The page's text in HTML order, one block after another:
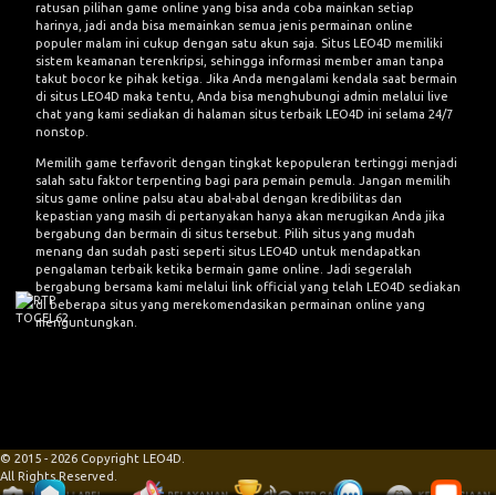
ratusan pilihan game online yang bisa anda coba mainkan setiap
harinya, jadi anda bisa memainkan semua jenis permainan online
populer malam ini cukup dengan satu akun saja. Situs LEO4D memiliki
sistem keamanan terenkripsi, sehingga informasi member aman tanpa
takut bocor ke pihak ketiga. Jika Anda mengalami kendala saat bermain
di situs LEO4D maka tentu, Anda bisa menghubungi admin melalui live
chat yang kami sediakan di halaman situs terbaik LEO4D ini selama 24/7
nonstop.
Memilih game terfavorit dengan tingkat kepopuleran tertinggi menjadi
salah satu faktor terpenting bagi para pemain pemula. Jangan memilih
situs game online palsu atau abal-abal dengan kredibilitas dan
kepastian yang masih di pertanyakan hanya akan merugikan Anda jika
bergabung dan bermain di situs tersebut. Pilih situs yang mudah
menang dan sudah pasti seperti situs LEO4D untuk mendapatkan
pengalaman terbaik ketika bermain game online. Jadi segeralah
bergabung bersama kami melalui link official yang telah LEO4D sediakan
di beberapa situs yang merekomendasikan permainan online yang
menguntungkan.
© 2015 - 2026 Copyright LEO4D.
All Rights Reserved.